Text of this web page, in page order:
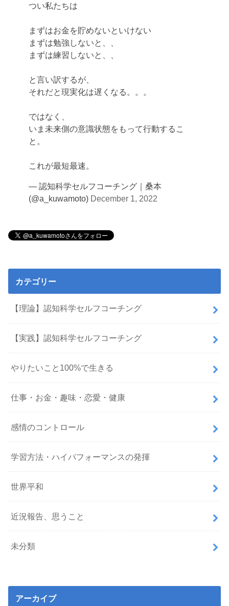
つい私たちは
まずはお金を貯めないといけない
まずは勉強しないと、、
まずは練習しないと、、
と言い訳するが、
それだと現実化は遅くなる。。。
ではなく、
いま未来側の意識状態をもって行動するこ
と。
これが最短最速。
— 認知科学セルフコーチング｜桑本
(@a_kuwamoto) December 1, 2022
カテゴリー
【理論】認知科学セルフコーチング
【実践】認知科学セルフコーチング
やりたいこと100%で生きる
仕事・お金・趣味・恋愛・健康
感情のコントロール
学習方法・ハイパフォーマンスの発揮
世界平和
近況報告、思うこと
未分類
アーカイブ